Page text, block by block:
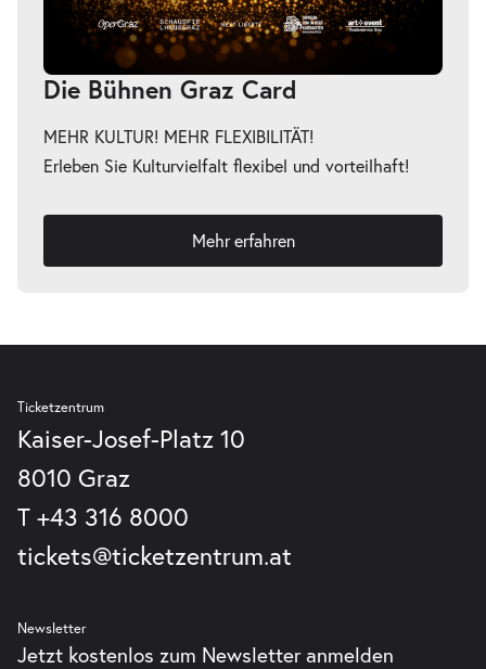
Die Bühnen Graz Card
MEHR KULTUR! MEHR FLEXIBILITÄT!
Erleben Sie Kulturvielfalt flexibel und vorteilhaft!
Mehr erfahren
Ticketzentrum
Kaiser-Josef-Platz 10
8010 Graz
T +43 316 8000
tickets@ticketzentrum.at
Newsletter
Jetzt kostenlos zum Newsletter anmelden